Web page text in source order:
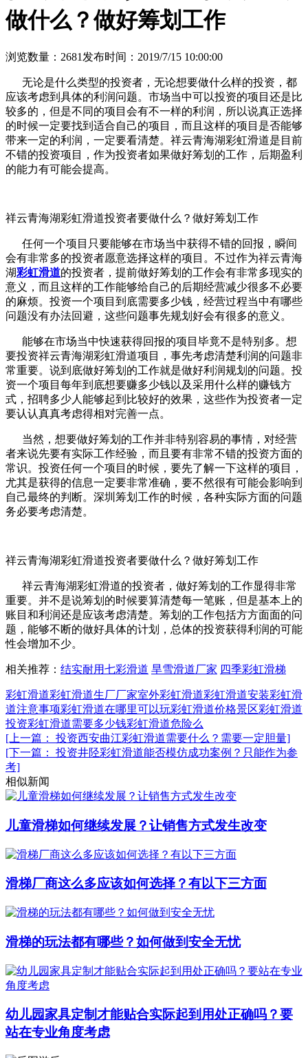
做什么？做好筹划工作
浏览数量：2681 发布时间：2019/7/15 10:00:00
无论是什么类型的投资者，无论想要做什么样的投资，都
应该考虑到具体的利润问题。市场当中可以投资的项目还是比
较多的，但是不同的项目会有不一样的利润，所以说真正选择
的时候一定要找到适合自己的项目，而且这样的项目是否能够
带来一定的利润，一定要看清楚。祥云青海湖彩虹滑道是目前
不错的投资项目，作为投资者如果做好筹划的工作，后期盈利
的能力有可能会提高。
祥云青海湖彩虹滑道投资者要做什么？做好筹划工作
任何一个项目只要能够在市场当中获得不错的回报，瞬间
会有非常多的投资者愿意选择这样的项目。不过作为祥云青海
湖彩虹滑道的投资者，提前做好筹划的工作会有非常多现实的
意义，而且这样的工作能够给自己的后期经营减少很多不必要
的麻烦。投资一个项目到底需要多少钱，经营过程当中有哪些
问题没有办法回避，这些问题事先规划好会有很多的意义。
能够在市场当中快速获得回报的项目毕竟不是特别多。想
要投资祥云青海湖彩虹滑道项目，事先考虑清楚利润的问题非
常重要。说到底做好筹划的工作就是做好利润规划的问题。投
资一个项目每年到底想要赚多少钱以及采用什么样的赚钱方
式，招聘多少人能够起到比较好的效果，这些作为投资者一定
要认认真真考虑得相对完善一点。
当然，想要做好筹划的工作并非特别容易的事情，对经营
者来说先要有实际工作经验，而且要有非常不错的投资方面的
常识。投资任何一个项目的时候，要先了解一下这样的项目，
尤其是获得的信息一定要非常准确，要不然很有可能会影响到
自己最终的判断。深圳筹划工作的时候，各种实际方面的问题
务必要考虑清楚。
祥云青海湖彩虹滑道投资者要做什么？做好筹划工作
祥云青海湖彩虹滑道的投资者，做好筹划的工作显得非常
重要。并不是说筹划的时候要算清楚每一笔账，但是基本上的
账目和利润还是应该考虑清楚。筹划的工作包括方方面面的问
题，能够不断的做好具体的计划，总体的投资获得利润的可能
性会增加不少。
相关推荐： 结实耐用七彩滑道 旱雪滑道厂家 四季彩虹滑梯
彩虹滑道彩虹滑道生厂厂家室外彩虹滑道彩虹滑道安装彩虹滑
道注意事项彩虹滑道在哪里可以玩彩虹滑道价格景区彩虹滑道
投资彩虹滑道需要多少钱彩虹滑道危险么
[上一篇： 投资西安曲江彩虹滑道需要什么？需要一定胆量]
[下一篇： 投资井陉彩虹滑道能否模仿成功案例？只能作为参
考]
相似新闻
儿童滑梯如何继续发展？让销售方式发生改变
滑梯厂商这么多应该如何选择？有以下三方面
滑梯的玩法都有哪些？如何做到安全无忧
幼儿园家具定制才能贴合实际起到用处正确吗？要
站在专业角度考虑